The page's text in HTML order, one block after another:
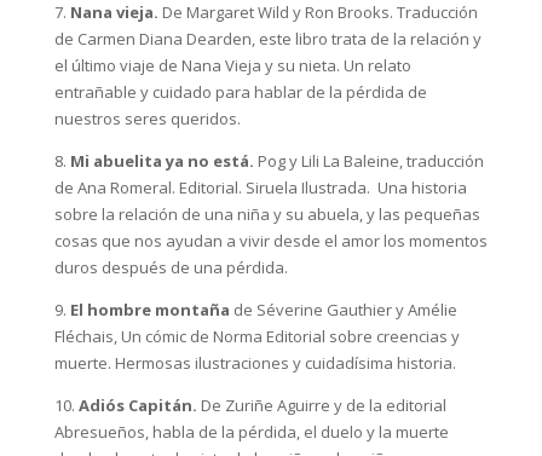
7. Nana vieja. De Margaret Wild y Ron Brooks. Traducción
de Carmen Diana Dearden, este libro trata de la relación y
el último viaje de Nana Vieja y su nieta. Un relato
entrañable y cuidado para hablar de la pérdida de
nuestros seres queridos.
8. Mi abuelita ya no está. Pog y Lili La Baleine, traducción
de Ana Romeral. Editorial. Siruela Ilustrada. Una historia
sobre la relación de una niña y su abuela, y las pequeñas
cosas que nos ayudan a vivir desde el amor los momentos
duros después de una pérdida.
9. El hombre montaña de Séverine Gauthier yAmélie
Fléchais, Un cómic de Norma Editorial sobre creencias y
muerte. Hermosas ilustraciones y cuidadísima historia.
10. Adiós Capitán. De Zuriñe Aguirre y de la editorial
Abresueños, habla de la pérdida, el duelo y la muerte